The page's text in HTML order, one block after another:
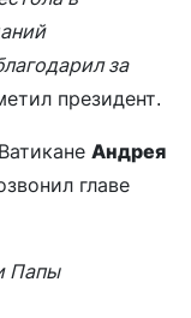
за
президент.
Андрея
главе
Папы